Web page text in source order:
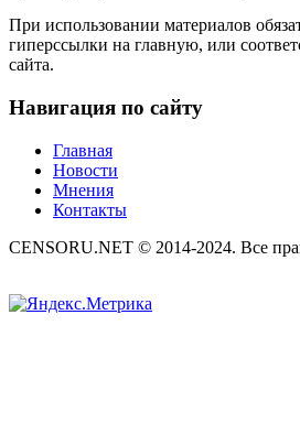
При использовании материалов
гиперссылки на главную, или
сайта.
Навигация по сайту
Главная
Новости
Мнения
Контакты
CENSORU.NET © 2014-2024. Все